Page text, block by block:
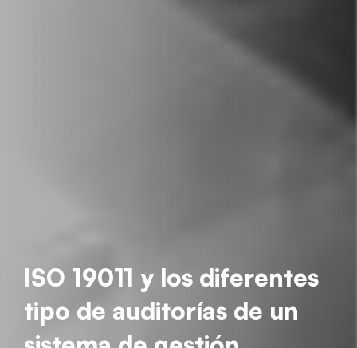
ISO 19011 y los diferentes
tipo de auditorías de un